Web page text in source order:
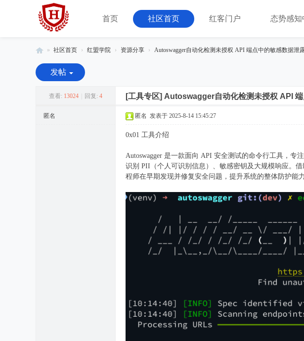
首页 社区首页 红客门户 态势感知
红
客
» 社区首页 › 红盟学院 › 资源分享 › Autoswagger自动化检测未授权 API 端点中的敏感数据泄
发帖
查看: 13024 回复: 4 [工具专区] Autoswagger自动化检测未授权 API
匿名 匿名 发表于 2025-8-14 15:45:27
0x01 工具介绍
Autoswagger 是一款面向 API 安全测试的命令行工具，专
识别 PII（个人可识别信息）、敏感密钥及大规模响应。
程师在早期发现并修复安全问题，提升系统的整体防护能力